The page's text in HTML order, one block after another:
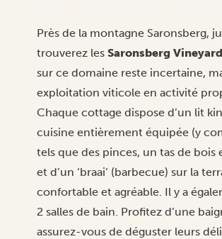
Près de la montagne Saronsberg,
trouverez les Saronsberg
sur ce domaine reste incertaine,
exploitation viticole en activité
Chaque cottage dispose d’un lit
cuisine entièrement équipée (y
tels que des pinces, un tas de bois
et d’un ‘braai’ (barbecue) sur la
confortable et agréable. Il y a
2 salles de bain. Profitez d’une
assurez-vous de déguster leurs